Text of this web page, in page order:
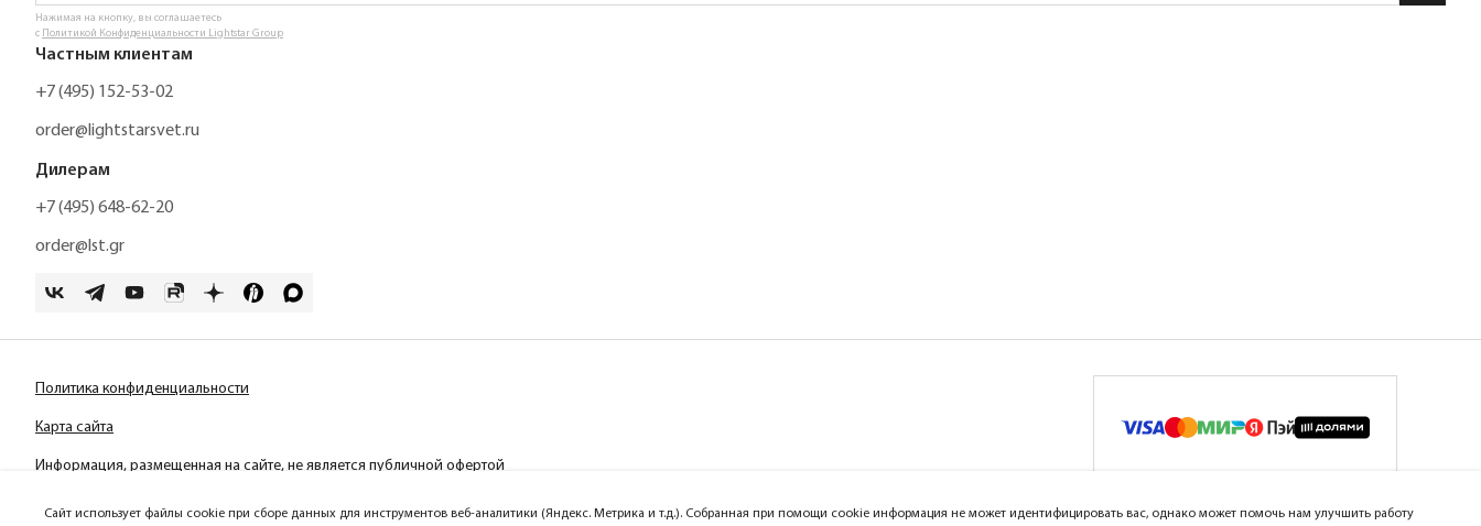
Нажимая на кнопку, вы соглашаетесь
с Политикой Конфиденциальности Lightstar Group
Частным клиентам
+7 (495) 152-53-02
order@lightstarsvet.ru
Дилерам
+7 (495) 648-62-20
order@lst.gr
Политика конфиденциальности
Карта сайта
Информация, размещенная на сайте, не является публичной офертой
Сайт использует файлы cookie при сборе данных для инструментов веб-аналитики (Яндекс. Метрика и т.д.). Собранная при помощи cookie информация не может идентифицировать вас, однако может помочь нам улучшить работу